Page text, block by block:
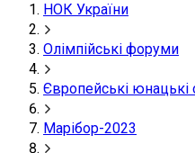
НОК України
Олімпійські форуми
Європейські юнацькі
Марібор-2023